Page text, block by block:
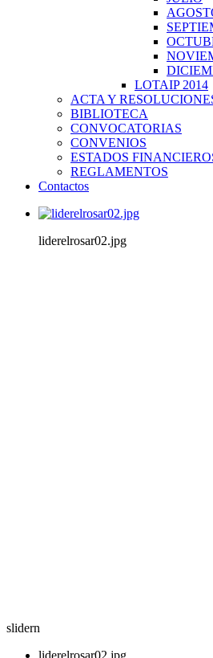
LOTAIP 2014
ACTA Y
BIBLIOTECA
CONVOCATORIAS
CONVENIOS
ESTADOS
REGLAMENTOS
Contactos
liderelrosar02.jpg
slidern
liderelrosar02.jpg